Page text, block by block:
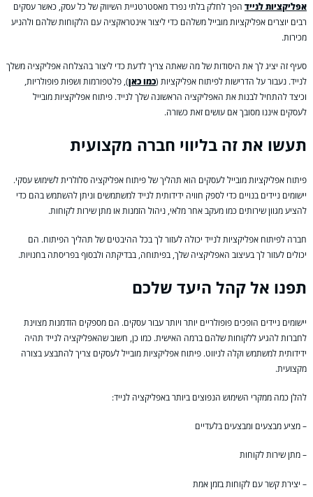
אפליקציות לנייד הפך לחלק בלתי נפרד מאסטרטגיית השיווק של כל עסק, כאשר עסקים
רבים יוצרים אפליקציות מובייל משלהם כדי ליצור אינטראקציה עם הלקוחות שלהם ולהניע
מכירות.
סעיף זה יציג לך את היסודות של מה שאתה צריך לדעת כדי ליצור בהצלחה אפליקציה משלך
לנייד. נעבור על הדרישות לפיתוח אפליקציות (כמו כאן), פלטפורמות ושפות פופולריות,
וכיצד להתחיל לבנות את האפליקציה הראשונה שלך לנייד. פיתוח אפליקציות מובייל
לעסקים איננו מסובך אם עושים זאת כשורה.
תעשו את זה בליווי חברה מקצועית
פיתוח אפליקציות מובייל לעסקים הוא תהליך של פיתוח אפליקציה סלולרית לשימוש עסקי.
יישומים ניידים בנויים כדי לספק חוויה ידידותית לנייד למשתמשים וניתן להשתמש בהם כדי
להציע מגוון שירותים כמו מעקב אחר מלאי, ניהול הזמנות או מתן שירות לקוחות.
חברה לפיתוח אפליקציות לנייד יכולה לעזור לך בכל ההיבטים של תהליך הפיתוח. הם
יכולים לעזור לך בעיצוב האפליקציה שלך, בפיתוחה, בבדיקתה ולבסוף בפריסתה בחנויות.
תפנו אל קהל היעד שלכם
יישומים ניידים הופכים פופולריים יותר ויותר עבור עסקים. הם מספקים הזדמנות מצוינת
לחברות להגיע ללקוחות שלהם ברמה האישית. כמו כן, חשוב שהאפליקציה לנייד תהיה
ידידותית למשתמש וקלה לניווט. פיתוח אפליקציות מובייל לעסקים צריך להתבצע בצורה
מקצועית.
להלן כמה ממקרי השימוש הנפוצים ביותר באפליקציה לנייד:
– מציע מבצעים ומבצעים בלעדיים
– מתן שירות לקוחות
– יצירת קשר עם לקוחות בזמן אמת